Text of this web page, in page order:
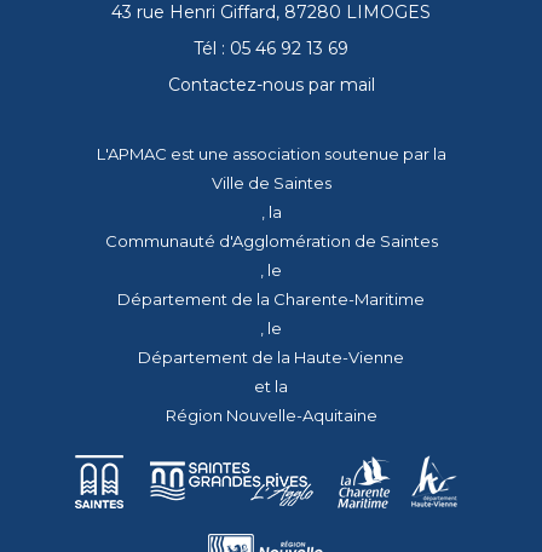
43 rue Henri Giffard, 87280 LIMOGES
Tél : 05 46 92 13 69
Contactez-nous par mail
L'APMAC est une association soutenue par la
Ville de Saintes
, la
Communauté d'Agglomération de Saintes
, le
Département de la Charente-Maritime
, le
Département de la Haute-Vienne
et la
Région Nouvelle-Aquitaine